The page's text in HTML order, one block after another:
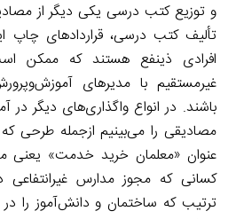
و توزیع کتب درسی یکی دیگر از
تألیف کتب درسی، قراردادهای چاپ
افرادی ذینفع هستند که ممکن
غیرمستقیم با مدیرهای
باشند. در انواع واگذاری‌های دیگر
مصادیقی را می‌بینیم ازجمله طرحی
عنوان «معلمان خرید خدمت» یعنی
کسانی که مجوز مدارس غیرانتفاعی
ترتیب که ساختمان و دانش‌آموز را در